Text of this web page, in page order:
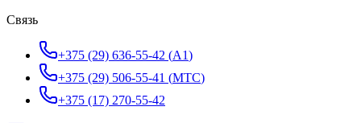
Связь
+375 (29) 636-55-42 (A1)
+375 (29) 506-55-41 (МТС)
+375 (17) 270-55-42